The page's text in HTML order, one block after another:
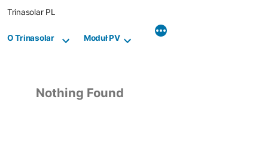
Trinasolar PL
O Trinasolar Moduł PV
Nothing Found